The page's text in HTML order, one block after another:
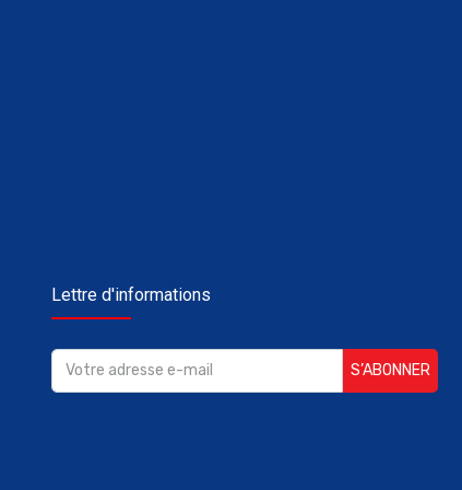
Lettre d'informations
S’ABONNER